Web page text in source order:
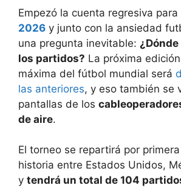
Empezó la cuenta regresiva para
2026 y junto con la ansiedad
una pregunta inevitable:
los partidos? La próxima
máxima del fútbol mundial será
las anteriores, y eso también se
pantallas de los
de aire.
El torneo se repartirá por
historia entre Estados Unidos,
y tendrá un total de 104